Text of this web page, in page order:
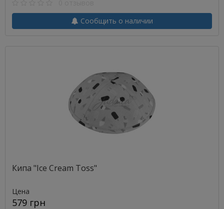
Сообщить о наличии
Кипа "Ice Cream Toss"
Цена
579 грн